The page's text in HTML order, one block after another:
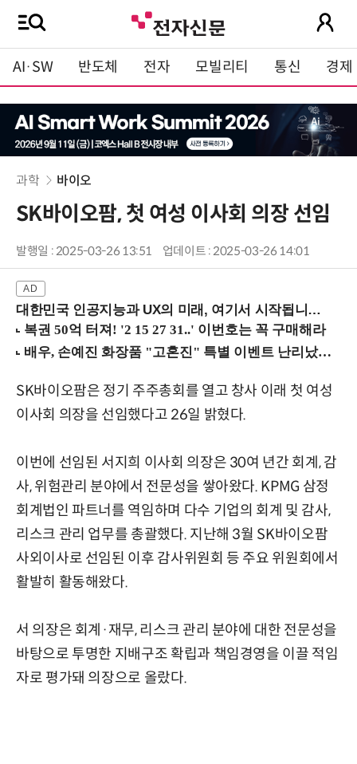
AI·SW 반도체 전자 모빌리티 통신 경제
과학 바이오
SK바이오팜, 첫 여성 이사회 의장 선임
발행일 : 2025-03-26 13:51 업데이트 : 2025-03-26 14:01
대한민국 인공지능과 UX의 미래, 여기서 시작됩니다! (9/2 강남역)
SK바이오팜은 정기 주주총회를 열고 창사 이래 첫 여성
이사회 의장을 선임했다고 26일 밝혔다.
이번에 선임된 서지희 이사회 의장은 30여 년간 회계, 감
사, 위험관리 분야에서 전문성을 쌓아왔다. KPMG 삼정
회계법인 파트너를 역임하며 다수 기업의 회계 및 감사,
리스크 관리 업무를 총괄했다. 지난해 3월 SK바이오팜
사외이사로 선임된 이후 감사위원회 등 주요 위원회에서
활발히 활동해왔다.
서 의장은 회계·재무, 리스크 관리 분야에 대한 전문성을
바탕으로 투명한 지배구조 확립과 책임경영을 이끌 적임
자로 평가돼 의장으로 올랐다.